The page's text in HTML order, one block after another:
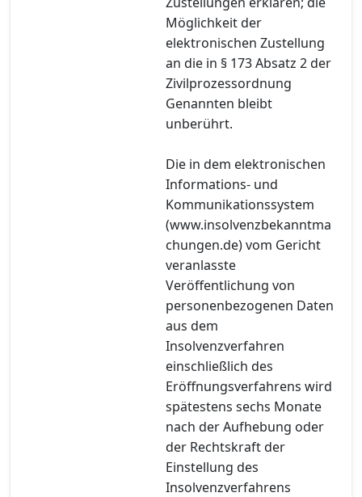
Möglichkeit der
elektronischen Zustellung
an die in § 173 Absatz 2 der
Zivilprozessordnung
Genannten bleibt
unberührt.
Die in dem elektronischen
Informations- und
Kommunikationssystem
(www.insolvenzbekanntma
chungen.de) vom Gericht
veranlasste
Veröffentlichung von
personenbezogenen Daten
aus dem
Insolvenzverfahren
einschließlich des
Eröffnungsverfahrens wird
spätestens sechs Monate
nach der Aufhebung oder
der Rechtskraft der
Einstellung des
Insolvenzverfahrens